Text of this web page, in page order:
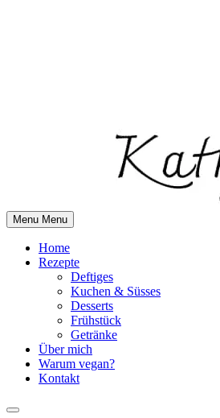
Menu Menu
Home
Rezepte
Deftiges
Kuchen & Süsses
Desserts
Frühstück
Getränke
Über mich
Warum vegan?
Kontakt